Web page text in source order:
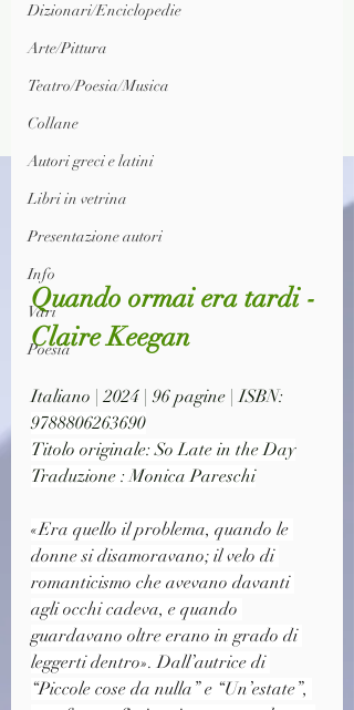
Dizionari/Enciclopedie
Arte/Pittura
Teatro/Poesia/Musica
Collane
Autori greci e latini
Libri in vetrina
Presentazione autori
Info
Vari
Poesia
Quando ormai era tardi -
Claire Keegan
Italiano | 2024 | 96 pagine | ISBN:
9788806263690
Titolo originale: So Late in the Day
Traduzione : Monica Pareschi
«Era quello il problema, quando le
donne si disamoravano; il velo di
romanticismo che avevano davanti
agli occhi cadeva, e quando
guardavano oltre erano in grado di
leggerti dentro». Dall’autrice di
“Piccole cose da nulla” e “Un’estate”,